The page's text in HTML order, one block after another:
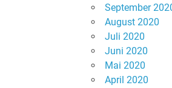
September
August 2020
Juli 2020
Juni 2020
Mai 2020
April 2020